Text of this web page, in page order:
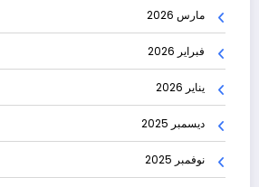
مارس 2026
فبراير 2026
يناير 2026
ديسمبر 2025
نوفمبر 2025